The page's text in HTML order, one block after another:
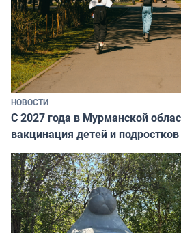
НОВОСТИ
С 2027 года в Мурманской
вакцинация детей и